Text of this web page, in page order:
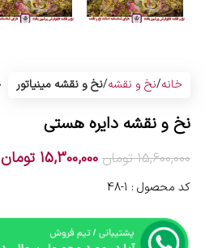
خانه نخ و نقشه نخ و نقشه مینیاتور
نخ و نقشه دایره هستی
15,600,000 تومان 15,300,000 تومان
کد محصول : 1-48